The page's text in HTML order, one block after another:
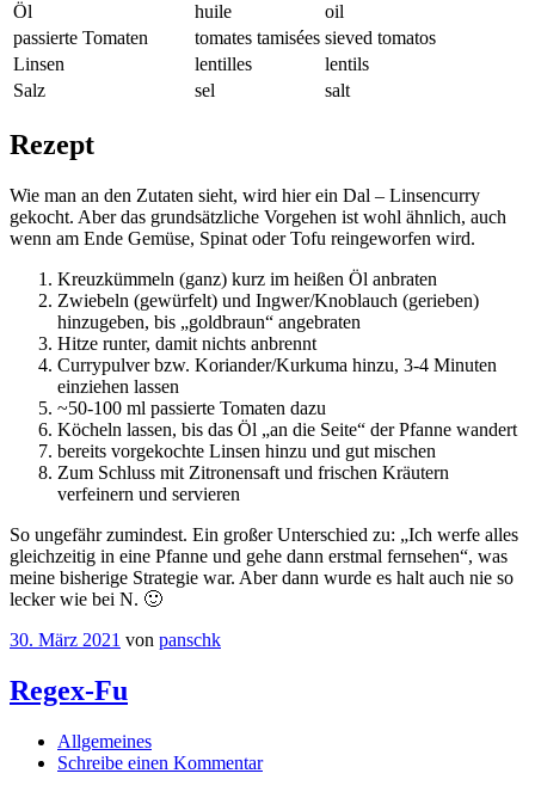
Öl
huile
oil
passierte Tomaten
tomates tamisées sieved tomatos
Linsen
lentilles
lentils
Salz
sel salt
Rezept
Wie man an den Zutaten sieht, wird hier ein Dal – Linsencurry
gekocht. Aber das grundsätzliche Vorgehen ist wohl ähnlich, auch
wenn am Ende Gemüse, Spinat oder Tofu reingeworfen wird.
Kreuzkümmeln (ganz) kurz im heißen Öl anbraten
Zwiebeln (gewürfelt) und Ingwer/Knoblauch (gerieben)
hinzugeben, bis „goldbraun“ angebraten
Hitze runter, damit nichts anbrennt
Currypulver bzw. Koriander/Kurkuma hinzu, 3-4 Minuten
einziehen lassen
~50-100 ml passierte Tomaten dazu
Köcheln lassen, bis das Öl „an die Seite“ der Pfanne wandert
bereits vorgekochte Linsen hinzu und gut mischen
Zum Schluss mit Zitronensaft und frischen Kräutern
verfeinern und servieren
So ungefähr zumindest. Ein großer Unterschied zu: „Ich werfe alles
gleichzeitig in eine Pfanne und gehe dann erstmal fernsehen“, was
meine bisherige Strategie war. Aber dann wurde es halt auch nie so
lecker wie bei N. 🙂
30. März 2021 von panschk
Regex-Fu
Allgemeines
Schreibe einen Kommentar